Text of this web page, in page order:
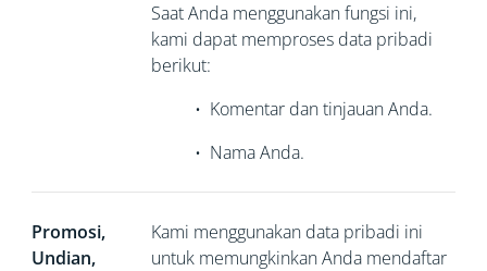
Saat Anda menggunakan fungsi ini,
kami dapat memproses data pribadi
berikut:
• Komentar dan tinjauan Anda.
• Nama Anda.
Promosi,
Undian,
Kami menggunakan data pribadi ini
untuk memungkinkan Anda mendaftar